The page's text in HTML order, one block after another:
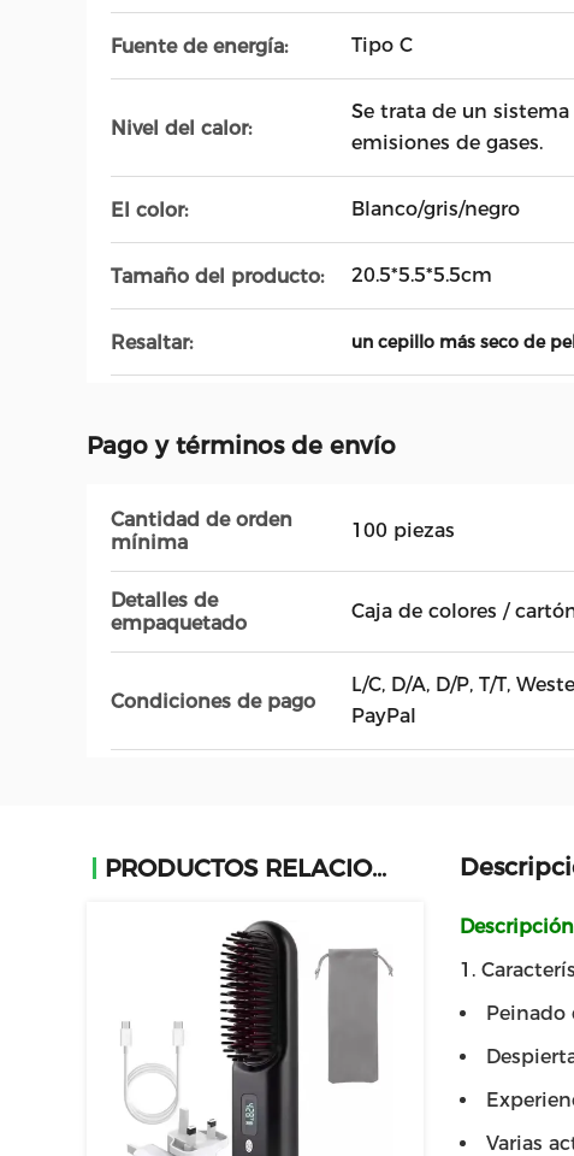
Fuente de energía: Tipo C
Nivel del calor:
Se trata de un
emisiones de gases.
El color: Blanco/gris/negro
Tamaño del producto: 20.5*5.5*5.5cm
Resaltar: un cepillo más seco de
Pago y términos de envío
Cantidad de orden
mínima
100 piezas
Detalles de
empaquetado
Caja de colores /
Condiciones de pago
L/C, D/A, D/P, T/T,
PayPal
PRODUCTOS RELACIONADOS
1.
Peinado
Varias